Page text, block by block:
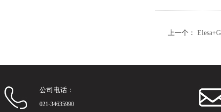
上一个：
公司电话：
021-34635990